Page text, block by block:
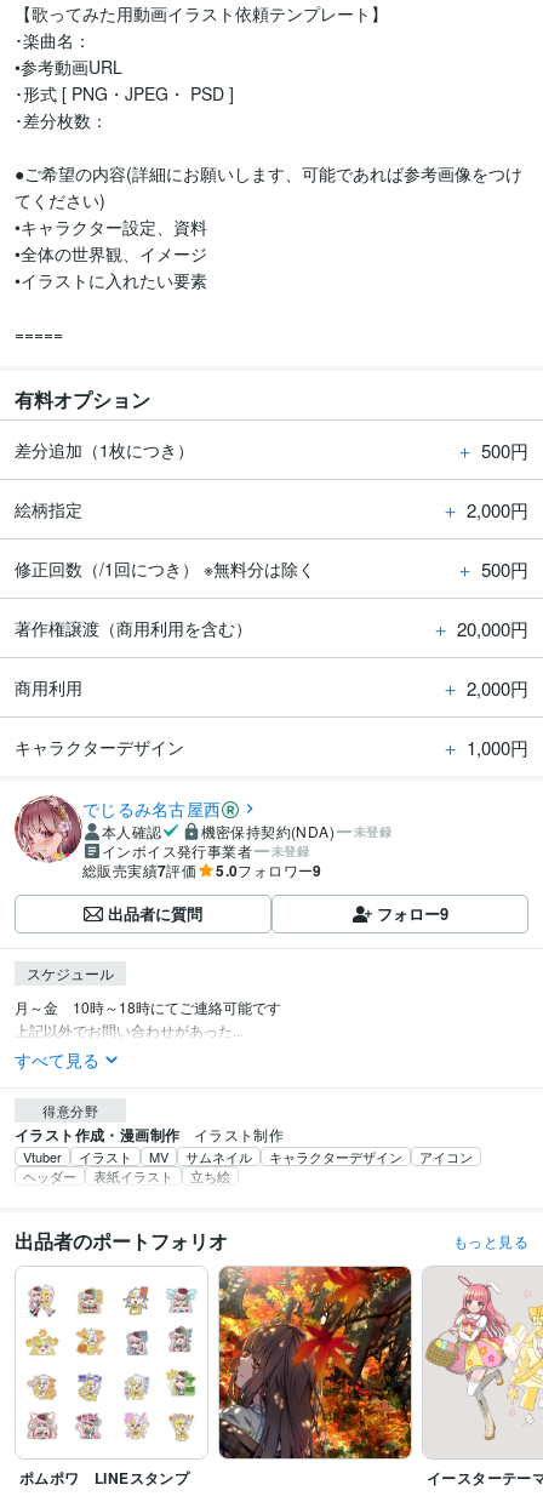
【歌ってみた用動画イラスト依頼テンプレート】
･楽曲名：
•参考動画URL
･形式 [ PNG・JPEG・ PSD ]
･差分枚数：
●ご希望の内容(詳細にお願いします、可能であれば参考画像をつけ
てください)
•キャラクター設定、資料
•全体の世界観、イメージ
•イラストに入れたい要素
=====
有料オプション
差分追加（1枚につき） ＋ 500円
絵柄指定 ＋ 2,000円
修正回数（/1回につき） ※無料分は除く ＋ 500円
著作権譲渡（商用利用を含む） ＋ 20,000円
商用利用 ＋ 2,000円
キャラクターデザイン ＋ 1,000円
でじるみ名古屋西
本人確認 機密保持契約(NDA) 未登録
インボイス発行事業者 未登録
総販売実績7評価 5.0フォロワー9
出品者に質問 フォロー9
スケジュール
月～金　10時～18時にてご連絡可能です
上記以外でお問い合わせがあった...
すべて見る
得意分野
イラスト作成・漫画制作 イラスト制作
Vtuber イラスト MV サムネイル キャラクターデザイン
アイコン
ヘッダー
表紙イラスト 立ち絵
出品者のポートフォリオ もっと見る
ポムポワ LINEスタンプ イースターテ